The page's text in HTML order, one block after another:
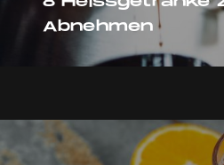
Abnehmen